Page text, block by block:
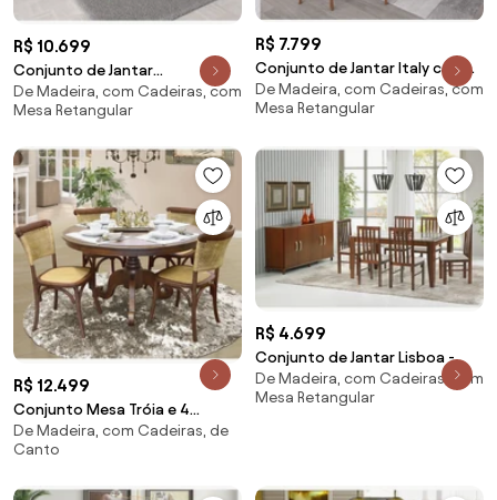
R$ 10.699
Conjunto de Jantar
Copacabana com 8 Cadeiras
Miller Interiores -
De Madeira, com Cadeiras, com
Mesa Retangular
R$ 7.799
Conjunto de Jantar Italy com
Cadeira Roma Miller Interiores -
Mesa 1,60 com 6 cadeiras
De Madeira, com Cadeiras, com
Mesa Retangular
R$ 12.499
Conjunto Mesa Tróia e 4
Cadeiras Versalhes -
De Madeira, com Cadeiras, de
Canto
R$ 4.699
Conjunto de Jantar Lisboa -
De Madeira, com Cadeiras, com
Mesa Retangular